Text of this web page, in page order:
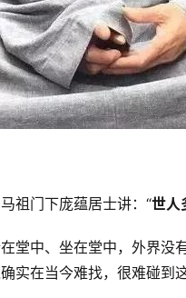
祖门下庞蕴居士讲：“世人
堂中、坐在堂中，外界
实在当今难找，很难碰到